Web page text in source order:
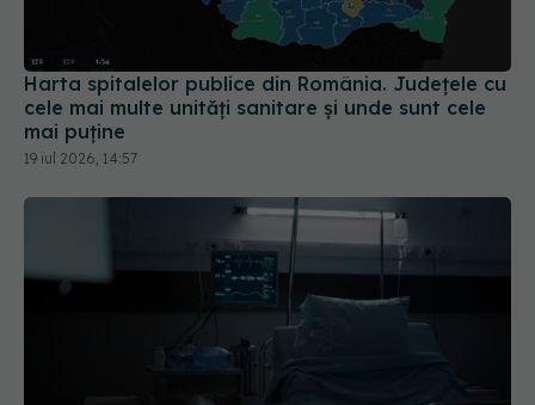
Harta spitalelor publice din România. Județele cu
cele mai multe unități sanitare și unde sunt cele
mai puține
19 iul 2026, 14:57